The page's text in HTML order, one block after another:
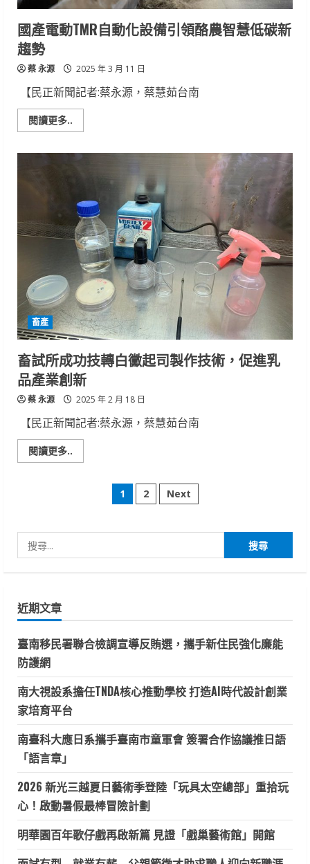
國產電動TMR自動化設備引領酪農智慧低碳新
趨勢
蔡 永源 2025 年 3 月 11 日
【民正新聞記者:蔡永源，蔡慧茹台南
閱讀更多..
more
產
自
動
化
設
備
引
領
酪
智
慧
低
碳
新
趨
勢
畜產
畜試所成功技轉白黴起司製作技術，促進乳
品產業創新
蔡 永源 2025 年 2 月 18 日
【民正新聞記者:蔡永源，蔡慧茹台南
閱讀更多..
more
黴
促
乳
品
創
新
文
章
分
1 2 Next
尋
字:
近期文章
臺南移民署聯合檢調宣導反賄選，攜手新住民強化廉能
防護網
南大視設系擔任TNDA核心推動學校 打造AI時代設計創業
家培育平台
南臺科大應日系攜手臺南市童軍會 簽署合作協議推日語
「語言章」
2026 新光三越夏日藝術季登陸「玩具太空總部」重拾玩
心！啟動暑假最棒冒險計劃
明華園百年歌仔戲再啟新篇 見證「戲巢藝術館」開館